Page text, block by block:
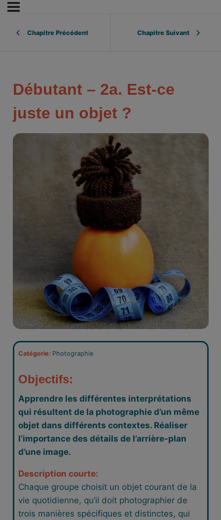
Chapitre Précédent Chapitre Suivant
Débutant – 2a. Est-ce
juste un objet ?
Catégorie: Photographie
Objectifs:
Apprendre les différentes interprétations
qui résultent de la photographie d’un même
objet dans différents contextes. Réaliser
l’importance des détails de l’arrière-plan
d’une image.
Description courte:
Chaque groupe choisit un objet courant de la
vie quotidienne, qu’il doit photographier de
trois manières spécifiques et distinctes, qui